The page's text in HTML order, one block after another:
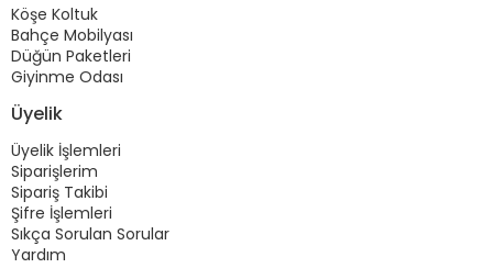
Köşe Koltuk
Bahçe Mobilyası
Düğün Paketleri
Giyinme Odası
Üyelik
Üyelik İşlemleri
Siparişlerim
Sipariş Takibi
Şifre İşlemleri
Sıkça Sorulan Sorular
Yardım